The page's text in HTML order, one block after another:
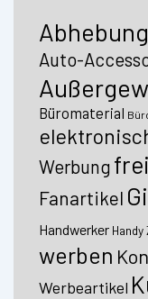
Auto-
Büromaterial
Werbung
Fanartikel
Handwerker Handy
werben
Werbeartikel